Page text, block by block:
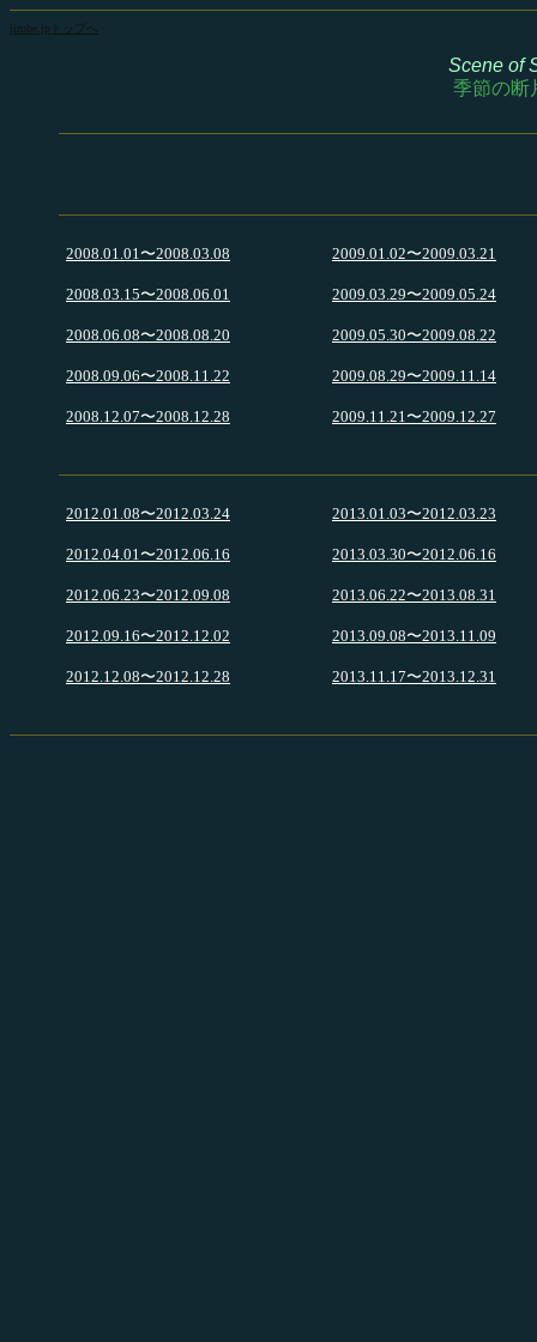
jirobe.jpトップへ
Scene of
季節の
2008.01.01〜2008.03.08
2008.03.15〜2008.06.01
2008.06.08〜2008.08.20
2008.09.06〜2008.11.22
2008.12.07〜2008.12.28
2009.01.02〜2009.03.21
2009.03.29〜2009.05.24
2009.05.30〜2009.08.22
2009.08.29〜2009.11.14
2009.11.21〜2009.12.27
2012.01.08〜2012.03.24
2012.04.01〜2012.06.16
2012.06.23〜2012.09.08
2012.09.16〜2012.12.02
2012.12.08〜2012.12.28
2013.01.03〜2012.03.23
2013.03.30〜2012.06.16
2013.06.22〜2013.08.31
2013.09.08〜2013.11.09
2013.11.17〜2013.12.31